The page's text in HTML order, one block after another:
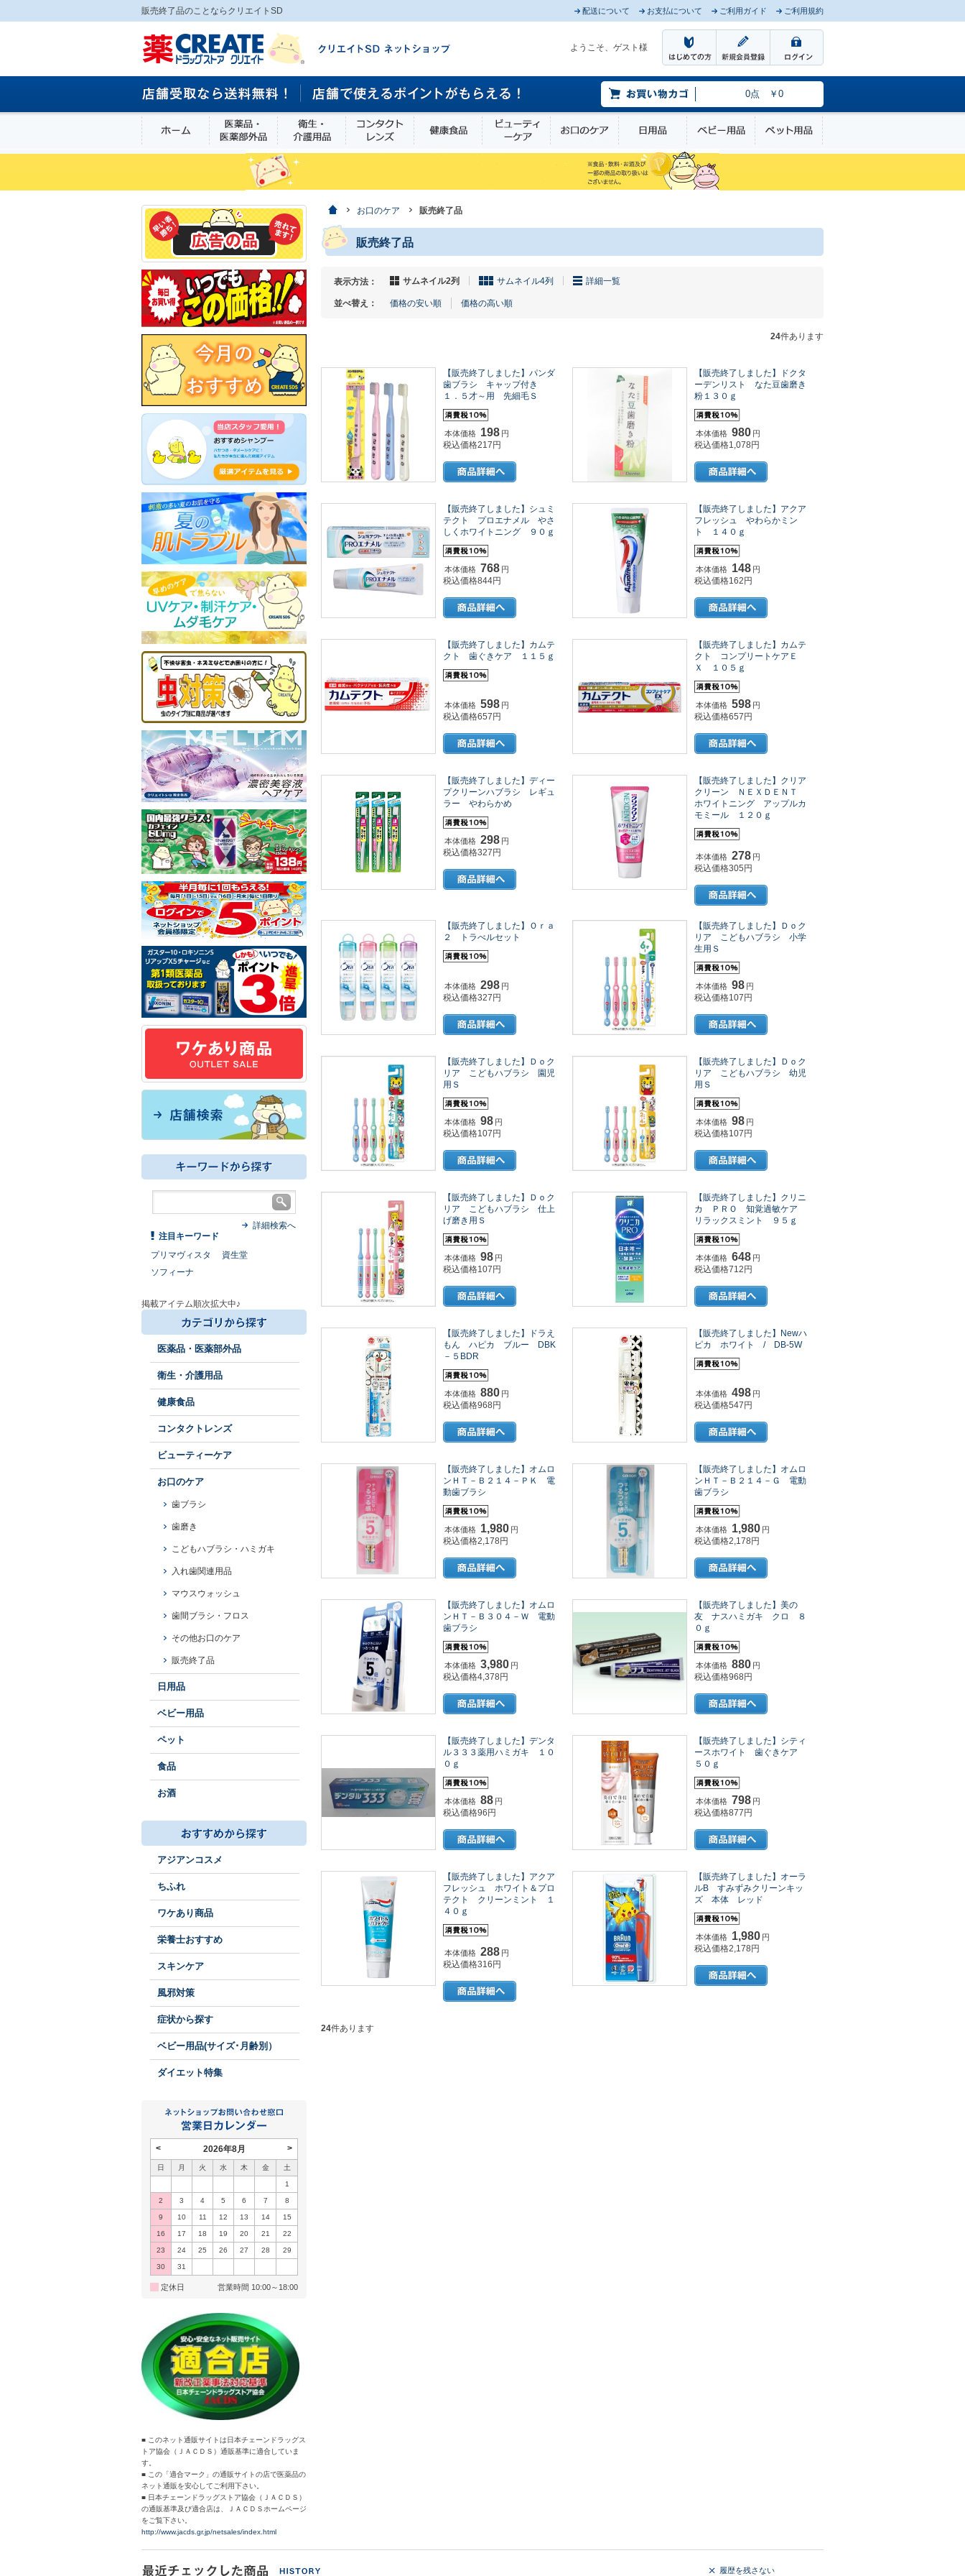
販売終了品のことならクリエイトSD 配送について お支払について ご利用ガイド ご利用規約
ようこそ、ゲスト様
0点 ￥0
ホーム 医薬品・医薬部外品衛生・介護用品 コンタクトレンズ健康食品 ビューティーケアお口のケア 日用品 ベビー用品 ペット用品
ホームお口のケア 販売終了品
販売終了品
表示方法： サムネイル2列 サムネイル4列 詳細一覧
並べ替え： 価格の安い順 価格の高い順
24件あります
【販売終了しました】パンダ
歯ブラシ キャップ付き
１．５才～用 先細毛Ｓ
本体価格 198 円
税込価格217円
【販売終了しました】ドクタ
ーデンリスト なた豆歯磨き
粉１３０ｇ
本体価格 980 円
税込価格1,078円
【販売終了しました】シュミ
テクト プロエナメル やさ
しくホワイトニング ９０ｇ
本体価格 768 円
税込価格844円
【販売終了しました】アクア
フレッシュ やわらかミン
ト １４０ｇ
本体価格 148 円
税込価格162円
【販売終了しました】カムテ
クト 歯ぐきケア １１５ｇ
本体価格 598 円
税込価格657円
【販売終了しました】カムテ
クト コンプリートケアＥ
Ｘ １０５ｇ
本体価格 598 円
税込価格657円
【販売終了しました】ディー
プクリーンハブラシ レギュ
ラー やわらかめ
本体価格 298 円
税込価格327円
【販売終了しました】クリア
クリーン ＮＥＸＤＥＮＴ
ホワイトニング アップルカ
モミール １２０ｇ
本体価格 278 円
税込価格305円
【販売終了しました】Ｏｒａ
２ トラべルセット
本体価格 298 円
税込価格327円
【販売終了しました】Ｄｏク
リア こどもハブラシ 小学
生用Ｓ
本体価格 98 円
税込価格107円
【販売終了しました】Ｄｏク
リア こどもハブラシ 園児
用Ｓ
本体価格 98 円
税込価格107円
【販売終了しました】Ｄｏク
リア こどもハブラシ 幼児
用Ｓ
本体価格 98 円
税込価格107円
【販売終了しました】Ｄｏク
リア こどもハブラシ 仕上
げ磨き用Ｓ
本体価格 98 円
税込価格107円
【販売終了しました】クリニ
カ ＰＲＯ 知覚過敏ケア
リラックスミント ９５ｇ
本体価格 648 円
税込価格712円
【販売終了しました】ドラえ
もん ハピカ ブルー DBK
－５BDR
本体価格 880 円
税込価格968円
【販売終了しました】Newハ
ピカ ホワイト / DB-5W
本体価格 498 円
税込価格547円
【販売終了しました】オムロ
ンＨＴ－Ｂ２１４－ＰＫ 電
動歯ブラシ
本体価格 1,980 円
税込価格2,178円
【販売終了しました】オムロ
ンＨＴ－Ｂ２１４－Ｇ 電動
歯ブラシ
本体価格 1,980 円
税込価格2,178円
【販売終了しました】オムロ
ンＨＴ－Ｂ３０４－Ｗ 電動
歯ブラシ
本体価格 3,980 円
税込価格4,378円
【販売終了しました】美の
友 ナスハミガキ クロ ８
０ｇ
本体価格 880 円
税込価格968円
【販売終了しました】デンタ
ル３３３薬用ハミガキ １０
０ｇ
本体価格 88 円
税込価格96円
【販売終了しました】シティ
ースホワイト 歯ぐきケア
５０ｇ
本体価格 798 円
税込価格877円
【販売終了しました】アクア
フレッシュ ホワイト＆プロ
テクト クリーンミント １
４０ｇ
本体価格 288 円
税込価格316円
【販売終了しました】オーラ
ルB すみずみクリーンキッ
ズ 本体 レッド
本体価格 1,980 円
税込価格2,178円
24件あります
詳細検索へ
注目キーワード
プリマヴィスタ
資生堂
ソフィーナ
掲載アイテム順次拡大中♪
医薬品・医薬部外品
衛生・介護用品
健康食品
コンタクトレンズ
ビューティーケア
お口のケア
歯ブラシ
歯磨き
こどもハブラシ・ハミガキ
入れ歯関連用品
マウスウォッシュ
歯間ブラシ・フロス
その他お口のケア
販売終了品
日用品
ベビー用品
ペット
食品
お酒
アジアンコスメ
ちふれ
ワケあり商品
栄養士おすすめ
スキンケア
風邪対策
症状から探す
ベビー用品(サイズ･月齢別）
ダイエット特集
< >
2026年8月
日 月 火 水 木 金 土
1
2 3 4 5 6 7 8
9 10 11 12 13 14 15
16 17 18 19 20 21 22
23 24 25 26 27 28 29
30 31
定休日 営業時間 10:00～18:00
■ このネット通販サイトは日本チェーンドラッグス
トア協会（ＪＡＣＤＳ）通販基準に適合していま
す。
■ この「適合マーク」の通販サイトの店で医薬品の
ネット通販を安心してご利用下さい。
■ 日本チェーンドラッグストア協会（ＪＡＣＤＳ）
の通販基準及び適合店は、ＪＡＣＤＳホームページ
をご覧下さい。
http://www.jacds.gr.jp/netsales/index.html
履歴を残さない